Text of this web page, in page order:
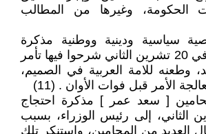
الحكومة، وغيرها من المطالب
35 شخصية سياسية ودينية ووطنية مذكرة
مسهبة إلى الملك، في 20 تشرين الثاني شرحوا فيها تأمر
وطعنه للامة العربية في الصميم،
الأمر قبل فوات الأوان . (11)
[ سعد عمر ] مذكرة احتجاج
29 تشرين الثاني، إلى رئيس الوزراء، بسبب
العديد من المحامين، واستنكر تلك